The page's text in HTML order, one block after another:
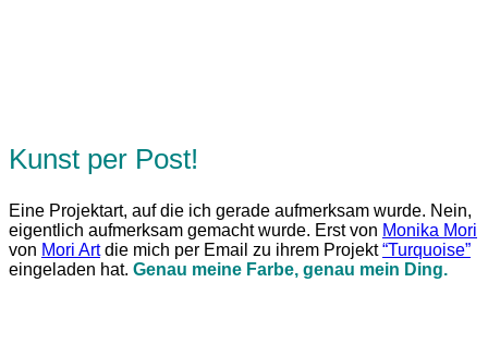
Kunst per Post!
Eine Projektart, auf die ich gerade aufmerksam wurde. Nein,
eigentlich aufmerksam gemacht wurde. Erst von Monika Mori
von Mori Artdie mich per Email zu ihrem Projekt“Turquoise”
eingeladen hat. Genau meine Farbe, genau mein Ding.